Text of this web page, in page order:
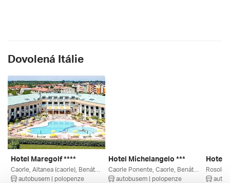
Dovolená Itálie
Hotel Maregolf ****
autobusem | polopenze
Hotel Michelangelo ***
autobusem | polopenze
Hotel